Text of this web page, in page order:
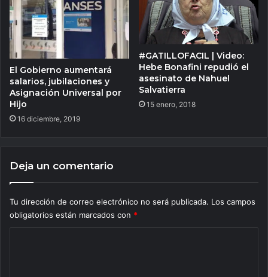
El Gobierno aumentará
salarios, jubilaciones y
Asignación Universal por
Hijo
16 diciembre, 2019
#GATILLOFACIL | Video:
Hebe Bonafini repudió el
asesinato de Nahuel
Salvatierra
15 enero, 2018
Deja un comentario
Tu dirección de correo electrónico no será publicada. Los campos
obligatorios están marcados con *